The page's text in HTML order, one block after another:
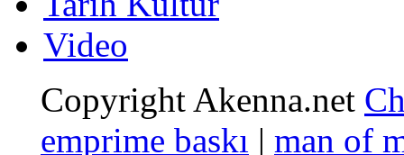
Video
Copyright Akenna.net
emprime baskı | man of